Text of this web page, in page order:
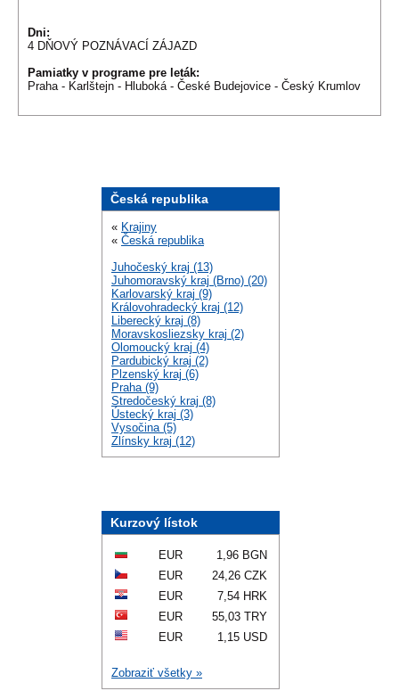
Dni:
4 DŇOVÝ POZNÁVACÍ ZÁJAZD
Pamiatky v programe pre leták:
Praha - Karlštejn - Hluboká - České Budejovice - Český Krumlov
Česká republika
« Krajiny
« Česká republika
Juhočeský kraj (13)
Juhomoravský kraj (Brno) (20)
Karlovarský kraj (9)
Královohradecký kraj (12)
Liberecký kraj (8)
Moravskosliezsky kraj (2)
Olomoucký kraj (4)
Pardubický kraj (2)
Plzenský kraj (6)
Praha (9)
Stredočeský kraj (8)
Ústecký kraj (3)
Vysočina (5)
Zlínsky kraj (12)
Kurzový lístok
EUR
1,96 BGN
EUR
24,26 CZK
EUR
7,54 HRK
EUR
55,03 TRY
EUR
1,15 USD
Zobraziť všetky »